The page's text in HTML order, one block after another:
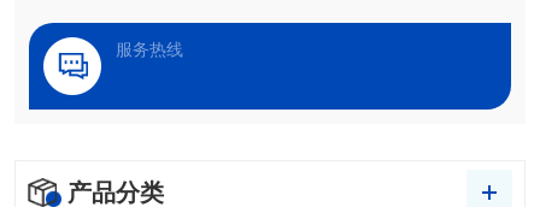
服务热线
产品分类